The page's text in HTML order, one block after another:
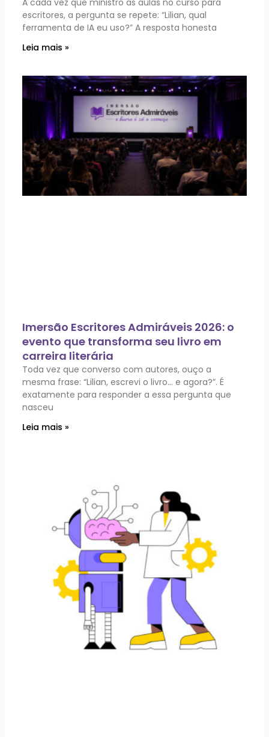
A cada vez que ministro as aulas no curso para
escritores, a pergunta se repete: “Lilian, qual
ferramenta de IA eu uso?” A resposta honesta
Leia mais »
Imersão Escritores Admiráveis 2026: o
evento que transforma seu livro em
carreira literária
Toda vez que converso com autores, ouço a
mesma frase: “Lilian, escrevi o livro… e agora?”. É
exatamente para responder a essa pergunta que
nasceu
Leia mais »